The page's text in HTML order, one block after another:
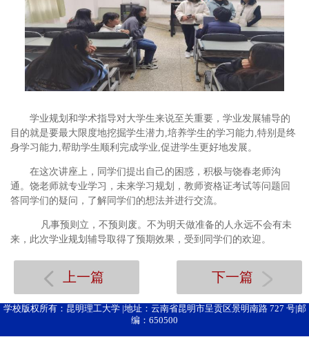
学业规划和学术指导对大学生来说至关重要，学业发展辅导的
目的就是要最大限度地挖掘学生潜力,培养学生的学习能力,特别是终
身学习能力,帮助学生顺利完成学业,促进学生更好地发展。
在这次讲座上，同学们提出自己的困惑，积极与饶春老师沟
通。饶老师就专业学习，未来学习规划，教师资格证考试等问题回
答同学们的疑问，了解同学们的想法并进行交流。
凡事预则立，不预则废。不为明天做准备的人永远不会有未
来，此次学业规划辅导取得了预期效果，受到同学们的欢迎。
上一篇 下一篇
学校版权所有：昆明理工大学 |地址：云南省昆明市呈贡区景明南路 727 号|邮
编：650500